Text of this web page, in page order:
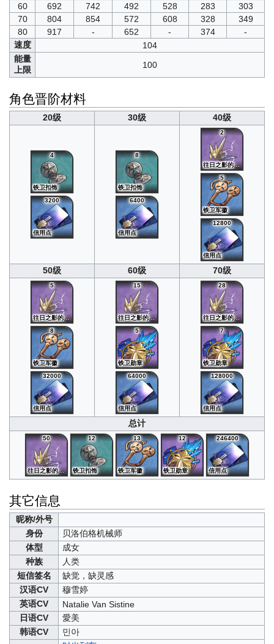
60
692 742 492 528 283
303
70
804 854 572 608 328
349
80
917 - 652 - 374
-
速度
104
能量
上限
100
角色晋阶材料
20级 30级 40级
4
铁卫扣饰
3200
信用点
8
铁卫扣饰
6400
信用点
2
往日之影的雷冠
5
铁卫军徽
12800
信用点
50级 60级 70级
5
往日之影的雷冠
8
铁卫军徽
32000
信用点
15
往日之影的雷冠
5
铁卫勋章
64000
信用点
28
往日之影的雷冠
7
铁卫勋章
128000
信用点
总计
50
往日之影的雷冠
12
铁卫扣饰
13
铁卫军徽
12
铁卫勋章
246400
信用点
其它信息
昵称/外号
身份
贝洛伯格机械师
体型
成女
种族
人类
短信签名
缺觉，缺灵感
汉语CV
穆雪婷
英语CV
Natalie Van Sistine
日语CV
愛美
韩语CV
민아